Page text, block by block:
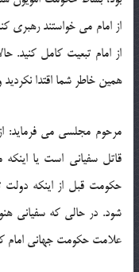
از امام می خواستند رهبری
از امام تبعیت کامل کنید.
همین خاطر شما اقتدا
مرحوم مجلسی می فرماید:
قاتل سفیانی است یا
حکومت قبل از اینکه
شود. در حالی که سفیانی
علامت حکومت جهانی امام